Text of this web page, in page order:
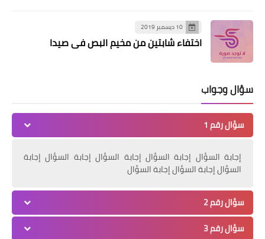
"اللجنة الامنية الفلسطينية العليا" تزور
10 ديسمبر 2019
اختفاء شابتين من مخيم البص في صيدا
سؤال وجواب
سؤال رقم 1
إجابة السؤال إجابة السؤال إجابة السؤال إجابة السؤال إجابة
السؤال إجابة السؤال إجابة السؤال
سؤال رقم 2
سؤال رقم 3